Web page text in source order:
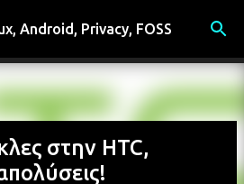
κύριο περιεχόμενο
Android, Privacy, FOSS
στην HTC,